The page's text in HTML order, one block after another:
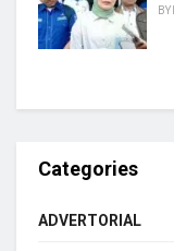
BY
Categories
ADVERTORIAL